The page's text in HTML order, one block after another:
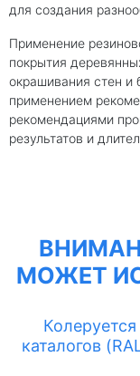
для создания
Применение
покрытия
окрашивания стен и
применением
рекомендациями
результатов и
МОЖЕТ
каталогов